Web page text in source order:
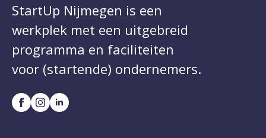
StartUp Nijmegen is een
werkplek met een uitgebreid
programma en faciliteiten
voor (startende) ondernemers.